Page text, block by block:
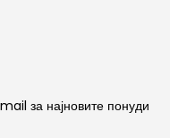
за најновите понуди